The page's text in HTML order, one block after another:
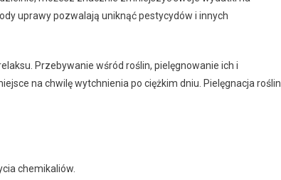
uprawy pozwalają uniknąć pestycydów i innych
Przebywanie wśród roślin, pielęgnowanie ich i
na chwilę wytchnienia po ciężkim dniu. Pielęgnacja roślin
chemikaliów.